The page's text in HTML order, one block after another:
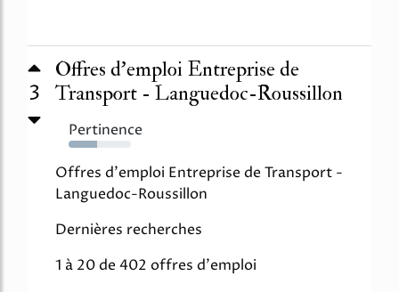
3
Offres d'emploi Entreprise de
Transport - Languedoc-Roussillon
Pertinence
45%
Offres d'emploi Entreprise de Transport -
Languedoc-Roussillon
Dernières recherches
1 à 20 de 402 offres d'emploi